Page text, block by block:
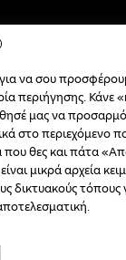
ΕΛΛΑΔΑ
09:30 - 14:00 & 17:30
να σου
περιήγησης. Κάνε
μας να
στο περιεχόμενο
που θες και πάτα
μικρά αρχεία
δικτυακούς τόπους